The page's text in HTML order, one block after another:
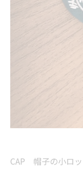
CAP 帽子の小ロッ